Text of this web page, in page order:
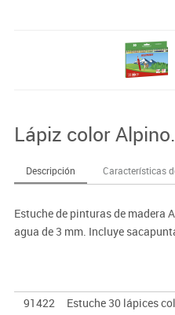
Lápiz color
Descripción Características
Estuche de pinturas de madera
agua de 3 mm. Incluye
91422
Estuche 30 lápices